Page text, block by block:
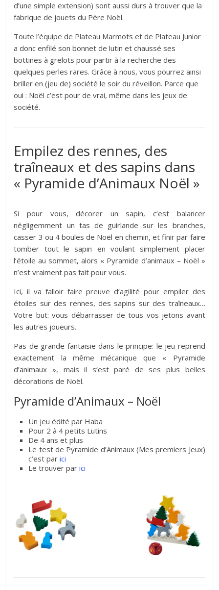
d’une simple extension) sont aussi durs à trouver que la
fabrique de jouets du Père Noël.
Toute l’équipe de Plateau Marmots et de Plateau Junior
a donc enfilé son bonnet de lutin et chaussé ses
bottines à grelots pour partir à la recherche des
quelques perles rares. Grâce à nous, vous pourrez ainsi
briller en (jeu de) société le soir du réveillon. Parce que
oui : Noël c’est pour de vrai, même dans les jeux de
société.
Empilez des rennes, des
traîneaux et des sapins dans
« Pyramide d’Animaux Noël »
Si pour vous, décorer un sapin, c’est balancer
négligemment un tas de guirlande sur les branches,
casser 3 ou 4 boules de Noël en chemin, et finir par faire
tomber tout le sapin en voulant simplement placer
l’étoile au sommet, alors « Pyramide d’animaux – Noël »
n’est vraiment pas fait pour vous.
Ici, il va falloir faire preuve d’agilité pour empiler des
étoiles sur des rennes, des sapins sur des traîneaux…
Votre but: vous débarrasser de tous vos jetons avant
les autres joueurs.
Pas de grande fantaisie dans le principe: le jeu reprend
exactement la même mécanique que « Pyramide
d’animaux », mais il s’est paré de ses plus belles
décorations de Noël.
Pyramide d’Animaux – Noël
Un jeu édité par Haba
Pour 2 à 4 petits Lutins
De 4 ans et plus
Le test de Pyramide d’Animaux (Mes premiers Jeux)
c’est parici
Le trouver parici